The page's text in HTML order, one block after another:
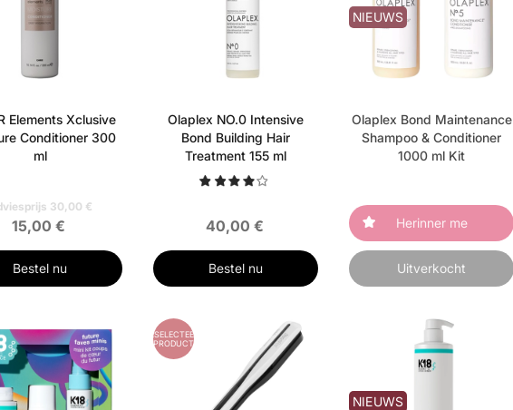
Elements Xclusive
Conditioner 300
ml
30,00 €
15,00 €
Bestel nu
Olaplex NO.0 Intensive
Bond Building Hair
Treatment 155 ml
40,00 €
Bestel nu
NIEUWS
Olaplex Bond Maintenance
Shampoo & Conditioner
1000 ml Kit
Herinner me
Uitverkocht
GESELECTEERD
PRODUCT
NIEUWS